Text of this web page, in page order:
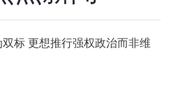
标 更想推行强权政治而非维